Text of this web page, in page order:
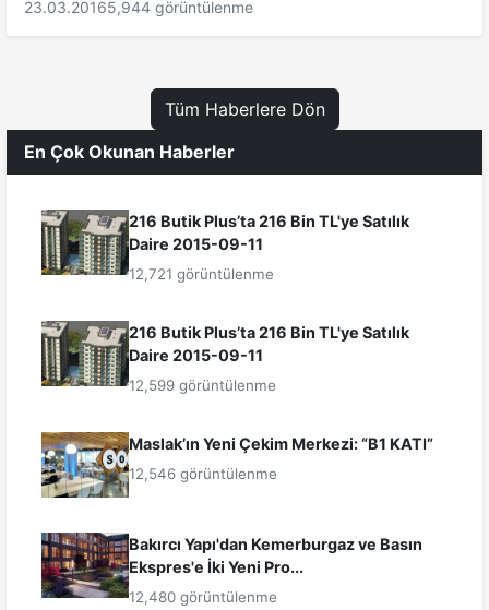
23.03.20165,944 görüntülenme
Tüm Haberlere Dön
En Çok Okunan Haberler
216 Butik Plus’ta 216 Bin TL'ye Satılık
Daire 2015-09-11
12,721 görüntülenme
216 Butik Plus’ta 216 Bin TL'ye Satılık
Daire 2015-09-11
12,599 görüntülenme
Maslak’ın Yeni Çekim Merkezi: “B1 KATI”
12,546 görüntülenme
Bakırcı Yapı'dan Kemerburgaz ve Basın
Ekspres'e İki Yeni Pro...
12,480 görüntülenme